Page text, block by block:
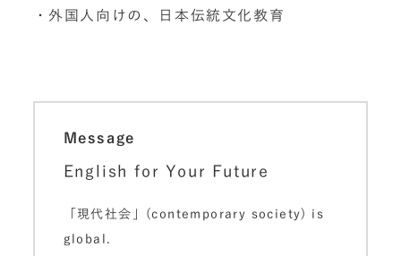
・外国人向けの、日本伝統文化教育
Message
English for Your Future
「現代社会」(contemporary society) is
global.